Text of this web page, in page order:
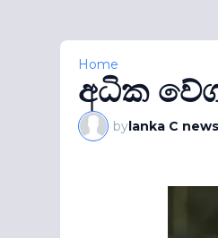
Home
අධික
bylanka C news